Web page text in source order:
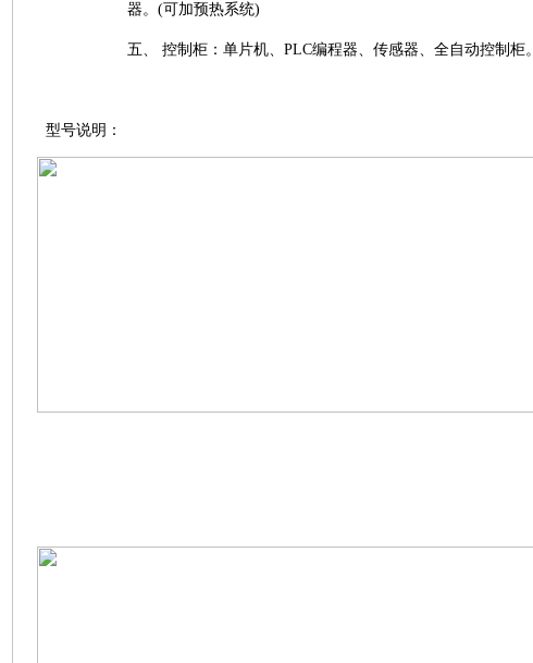
器。(可加预热系统)
五、 控制柜：单片机、PLC编程器、传感器、全自动控制柜。
型号说明：